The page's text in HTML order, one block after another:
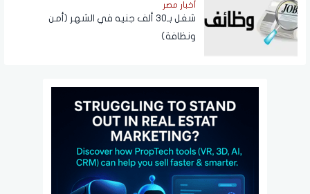
أخبار مصر
شغل بـ30 ألف جنيه في الشهر (أمن
ونظافة)